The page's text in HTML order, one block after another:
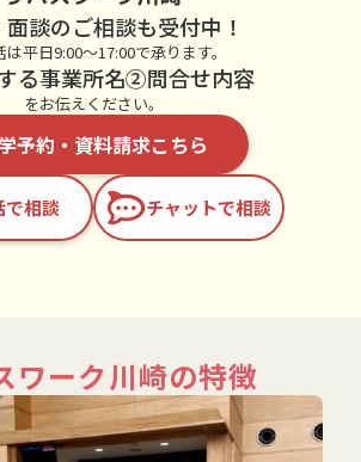
面談のご相談も受付中！
をお伝えください。
る事業所名②問合せ内容
は平日9:00～17:00で承ります。
予約・資料請求こちら
で相談 チャットで相談
ワーク川崎の特徴